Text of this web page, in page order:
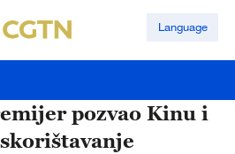
Language
pozvao Kinu i